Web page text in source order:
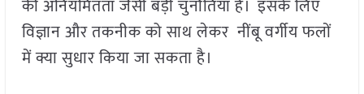
की अनियमितता जैसी बड़ी चुनौतियां हैं। इसके लिए
विज्ञान और तकनीक को साथ लेकर नींबू वर्गीय फलों
में क्या सुधार किया जा सकता है।